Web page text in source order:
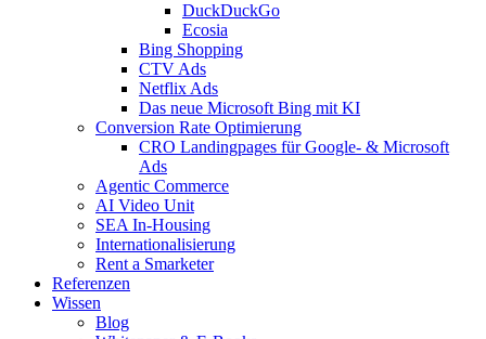
DuckDuckGo
Ecosia
Bing Shopping
CTV Ads
Netflix Ads
Das neue Microsoft Bing mit KI
Conversion Rate Optimierung
CRO Landingpages für Google- & Microsoft
Ads
Agentic Commerce
AI Video Unit
SEA In-Housing
Internationalisierung
Rent a Smarketer
Referenzen
Wissen
Blog